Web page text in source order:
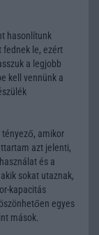
hasonlítunk
fednek le, ezért
a legjobb
kell vennünk a
amikor
azt jelenti,
és a
sokat utaznak,
kapacitás
egyes
mások.